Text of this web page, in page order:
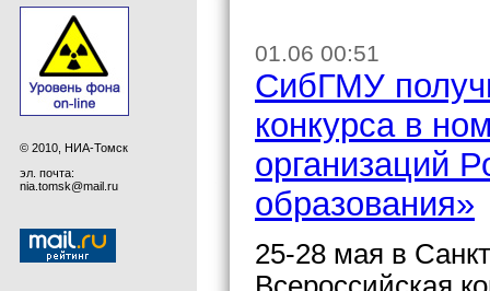
© 2010, НИА-Томск
эл. почта:
nia.tomsk@mail.ru
01.06 00:51
СибГМУ
конкурса в
организаций
образования»
25-28 мая в